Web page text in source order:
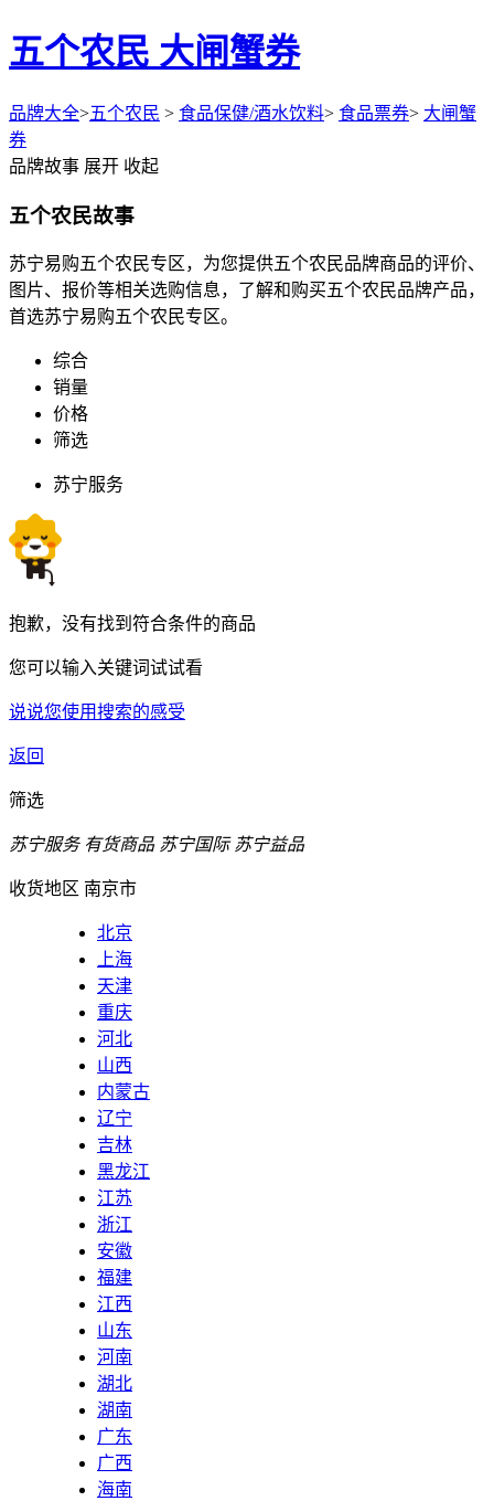
五个农民 大闸蟹券
品牌大全>五个农民 > 食品保健/酒水饮料> 食品票券> 大闸蟹
券
品牌故事 展开 收起
五个农民故事
苏宁易购五个农民专区，为您提供五个农民品牌商品的评价、
图片、报价等相关选购信息，了解和购买五个农民品牌产品，
首选苏宁易购五个农民专区。
综合
销量
价格
筛选
苏宁服务
抱歉，没有找到符合条件的商品
您可以输入关键词试试看
说说您使用搜索的感受
返回
筛选
苏宁服务 有货商品 苏宁国际 苏宁益品
收货地区 南京市
北京
上海
天津
重庆
河北
山西
内蒙古
辽宁
吉林
黑龙江
江苏
浙江
安徽
福建
江西
山东
河南
湖北
湖南
广东
广西
海南